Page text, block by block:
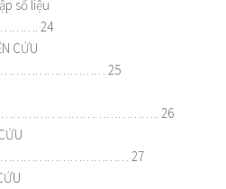
số liệu
24
CỨU
25
26
27